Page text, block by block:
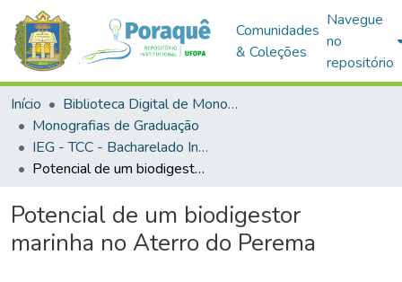
Comunidades
& Coleções
Navegue
no
repositório
Início
Biblioteca Digital de Monografias (BDM)
Monografias de Graduação
IEG - TCC - Bacharelado Interdisciplinar em Ciência e Tecnologia
Potencial de um biodigestor marinha no Aterro do Perema
Potencial de um biodigestor
marinha no Aterro do Perema